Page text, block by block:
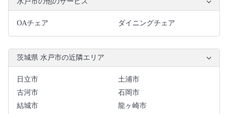
OAチェア ダイニングチェア
茨城県 水戸市の近隣エリア
日立市
土浦市
古河市
石岡市
結城市
龍ヶ崎市